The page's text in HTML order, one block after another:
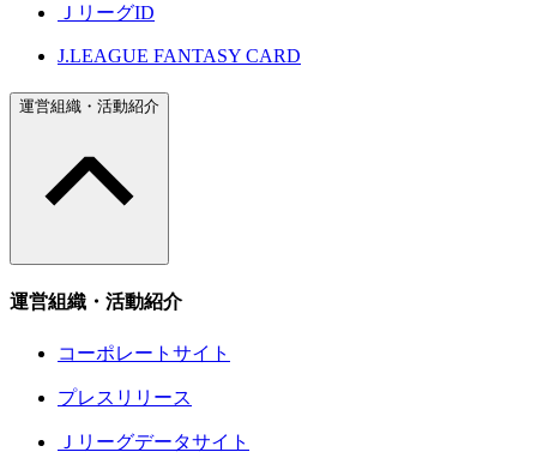
ＪリーグID
J.LEAGUE FANTASY CARD
運営組織・活動紹介
運営組織・活動紹介
コーポレートサイト
プレスリリース
Ｊリーグデータサイト